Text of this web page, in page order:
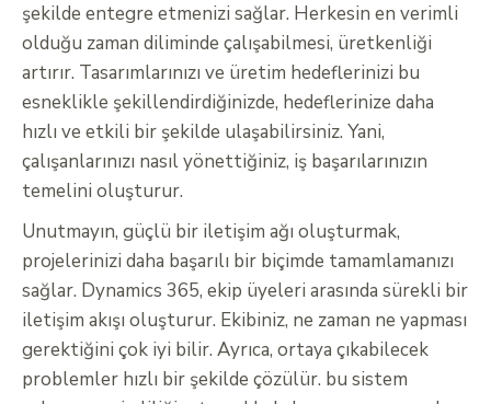
şekilde entegre etmenizi sağlar. Herkesin en verimli
olduğu zaman diliminde çalışabilmesi, üretkenliği
artırır. Tasarımlarınızı ve üretim hedeflerinizi bu
esneklikle şekillendirdiğinizde, hedeflerinize daha
hızlı ve etkili bir şekilde ulaşabilirsiniz. Yani,
çalışanlarınızı nasıl yönettiğiniz, iş başarılarınızın
temelini oluşturur.
Unutmayın, güçlü bir iletişim ağı oluşturmak,
projelerinizi daha başarılı bir biçimde tamamlamanızı
sağlar. Dynamics 365, ekip üyeleri arasında sürekli bir
iletişim akışı oluşturur. Ekibiniz, ne zaman ne yapması
gerektiğini çok iyi bilir. Ayrıca, ortaya çıkabilecek
problemler hızlı bir şekilde çözülür. bu sistem